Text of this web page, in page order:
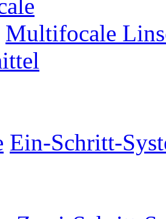
Multifocale
Ein-Schritt-